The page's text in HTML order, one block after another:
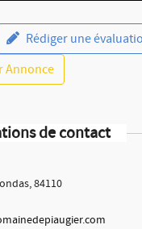
Rédiger une
Annonce
de contact
84110